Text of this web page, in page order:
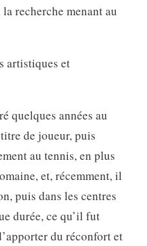
recherche menant au
artistiques et
quelques années au
de joueur, puis
au tennis, en plus
et, récemment, il
puis dans les centres
durée, ce qu’il fut
du réconfort et